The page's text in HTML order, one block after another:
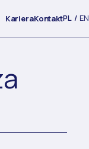
KarieraKontaktPL EN